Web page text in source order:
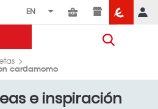
cardamomo
e inspiración